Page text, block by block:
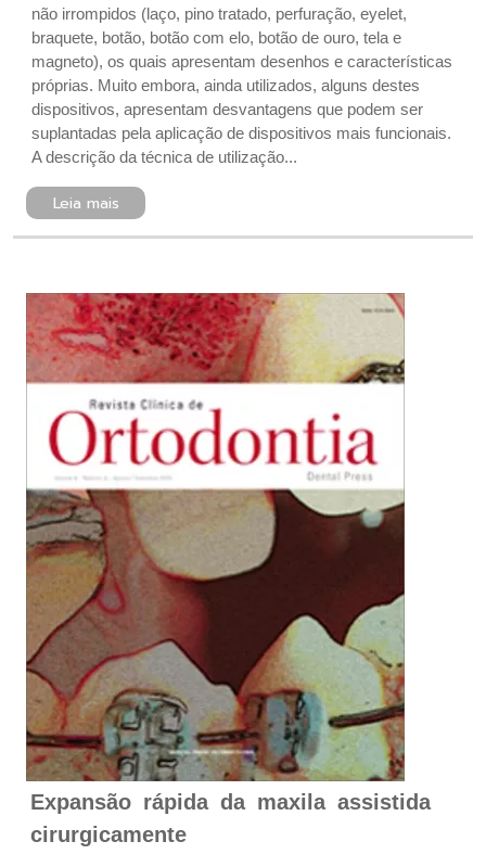
não irrompidos (laço, pino tratado, perfuração, eyelet,
braquete, botão, botão com elo, botão de ouro, tela e
magneto), os quais apresentam desenhos e características
próprias. Muito embora, ainda utilizados, alguns destes
dispositivos, apresentam desvantagens que podem ser
suplantadas pela aplicação de dispositivos mais funcionais.
A descrição da técnica de utilização...
Leia mais
Expansão rápida da maxila assistida
cirurgicamente